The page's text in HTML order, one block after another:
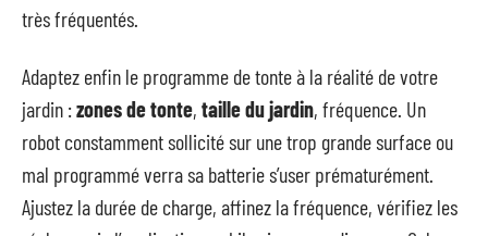
très fréquentés.
Adaptez enfin le programme de tonte à la réalité de votre
jardin :zones de tonte, taille du jardin, fréquence. Un
robot constamment sollicité sur une trop grande surface ou
mal programmé verra sa batterie s’user prématurément.
Ajustez la durée de charge, affinez la fréquence, vérifiez les